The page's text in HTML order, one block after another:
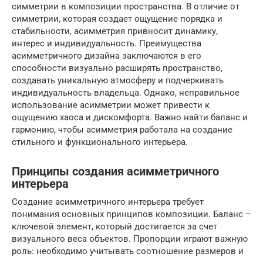
симметрии в композиции пространства. В отличие от
симметрии, которая создает ощущение порядка и
стабильности, асимметрия привносит динамику,
интерес и индивидуальность. Преимущества
асимметричного дизайна заключаются в его
способности визуально расширять пространство,
создавать уникальную атмосферу и подчеркивать
индивидуальность владельца. Однако, неправильное
использование асимметрии может привести к
ощущению хаоса и дискомфорта. Важно найти баланс и
гармонию, чтобы асимметрия работала на создание
стильного и функционального интерьера.
Принципы создания асимметричного
интерьера
Создание асимметричного интерьера требует
понимания основных принципов композиции. Баланс –
ключевой элемент, который достигается за счет
визуального веса объектов. Пропорции играют важную
роль: необходимо учитывать соотношение размеров и